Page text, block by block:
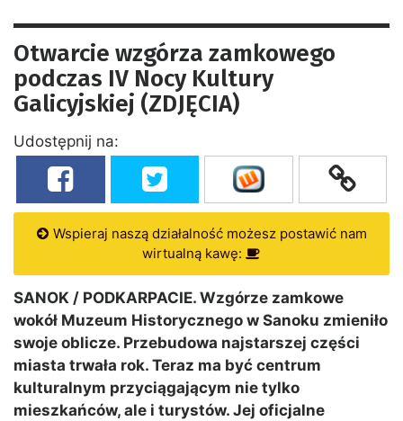
Otwarcie wzgórza zamkowego
podczas IV Nocy Kultury
Galicyjskiej (ZDJĘCIA)
Udostępnij na:
Wspieraj naszą działalność możesz postawić nam
wirtualną kawę:
SANOK / PODKARPACIE. Wzgórze zamkowe
wokół Muzeum Historycznego w Sanoku zmieniło
swoje oblicze. Przebudowa najstarszej części
miasta trwała rok. Teraz ma być centrum
kulturalnym przyciągającym nie tylko
mieszkańców, ale i turystów. Jej oficjalne